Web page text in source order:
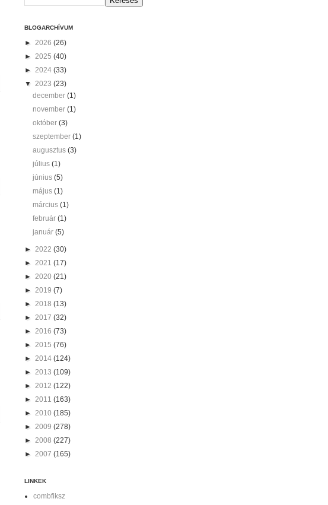
BLOGARCHÍVUM
► 2026 (26)
► 2025 (40)
► 2024 (33)
▼ 2023 (23)
december(1)
november(1)
október(3)
szeptember(1)
augusztus(3)
július(1)
június(5)
május(1)
március(1)
február(1)
január(5)
► 2022 (30)
► 2021 (17)
► 2020 (21)
► 2019 (7)
► 2018 (13)
► 2017 (32)
► 2016 (73)
► 2015 (76)
► 2014 (124)
► 2013 (109)
► 2012 (122)
► 2011 (163)
► 2010 (185)
► 2009 (278)
► 2008 (227)
► 2007 (165)
LINKEK
combfiksz